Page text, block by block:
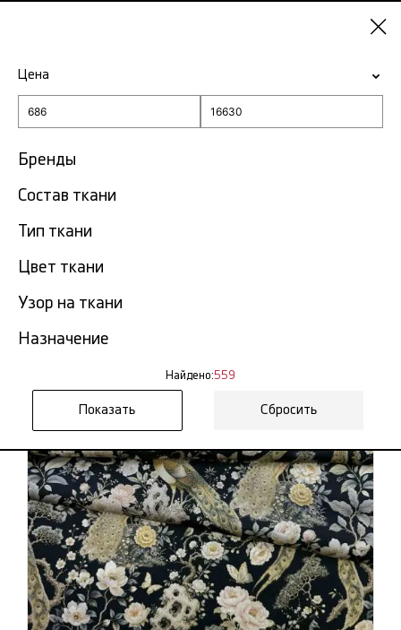
ГлавнаяТкань натуральный шёлк
Ткань натуральный шёлк в
Цена
Бренды
Состав ткани
Тип ткани
Цвет ткани
Узор на ткани
Назначение
Найдено:559
Сбросить